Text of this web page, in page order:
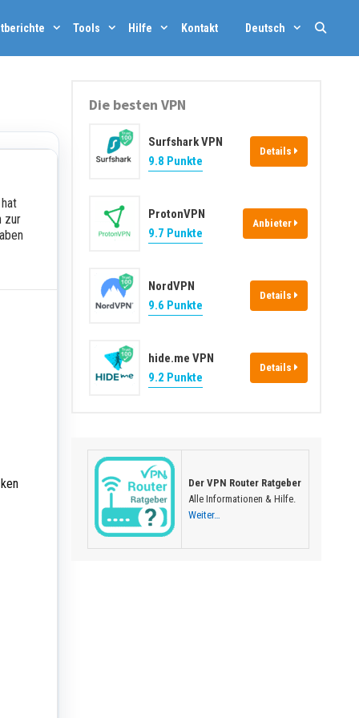
Tools Hilfe Kontakt Deutsch
zur
Die besten VPN
Surfshark VPN
9.8 Punkte
Details
ProtonVPN
9.7 Punkte
Anbieter
NordVPN
9.6 Punkte
Details
hide.me VPN
9.2 Punkte
Details
Der VPN Router Ratgeber
Alle Informationen & Hilfe.
Weiter…